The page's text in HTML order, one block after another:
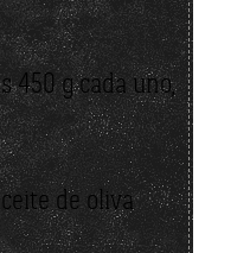
450 g cada uno,
de oliva